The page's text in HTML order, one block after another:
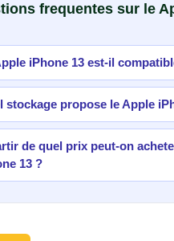
frequentes sur le
iPhone 13 est-il
stockage propose le Apple
de quel prix peut-on
13 ?